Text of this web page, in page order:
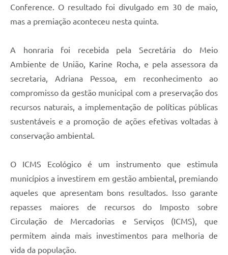
Conference. O resultado foi divulgado em 30 de maio,
mas a premiação aconteceu nesta quinta.
A honraria foi recebida pela Secretária do Meio
Ambiente de União, Karine Rocha, e pela assessora da
secretaria, Adriana Pessoa, em reconhecimento ao
compromisso da gestão municipal com a preservação dos
recursos naturais, a implementação de políticas públicas
sustentáveis e a promoção de ações efetivas voltadas à
conservação ambiental.
O ICMS Ecológico é um instrumento que estimula
municípios a investirem em gestão ambiental, premiando
aqueles que apresentam bons resultados. Isso garante
repasses maiores de recursos do Imposto sobre
Circulação de Mercadorias e Serviços (ICMS), que
permitem ainda mais investimentos para melhoria de
vida da população.